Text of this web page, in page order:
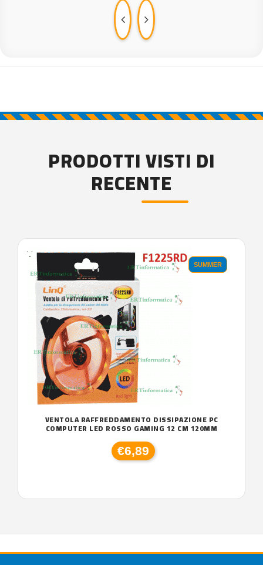
PRODOTTI VISTI DI
RECENTE
'.'
SUMMER
VENTOLA RAFFREDDAMENTO DISSIPAZIONE PC
COMPUTER LED ROSSO GAMING 12 CM 120MM
€6,89